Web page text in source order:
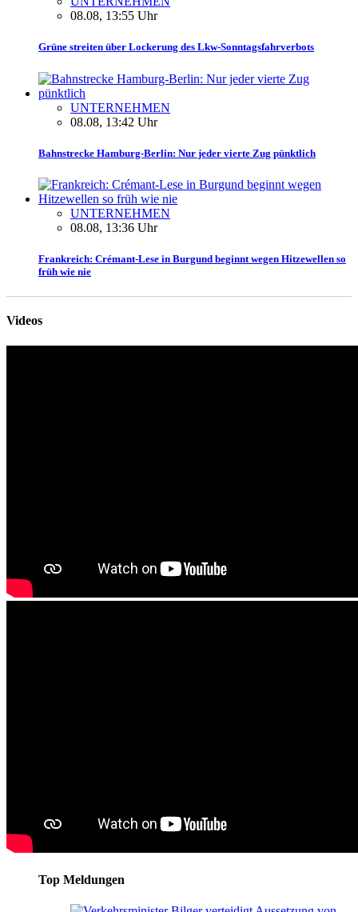
08.08, 13:55 Uhr
Grüne streiten über Lockerung des Lkw-Sonntagsfahrverbots
UNTERNEHMEN
08.08, 13:42 Uhr
Bahnstrecke Hamburg-Berlin: Nur jeder vierte Zug pünktlich
UNTERNEHMEN
08.08, 13:36 Uhr
Frankreich: Crémant-Lese in Burgund beginnt wegen Hitzewellen so
früh wie nie
Videos
Top Meldungen